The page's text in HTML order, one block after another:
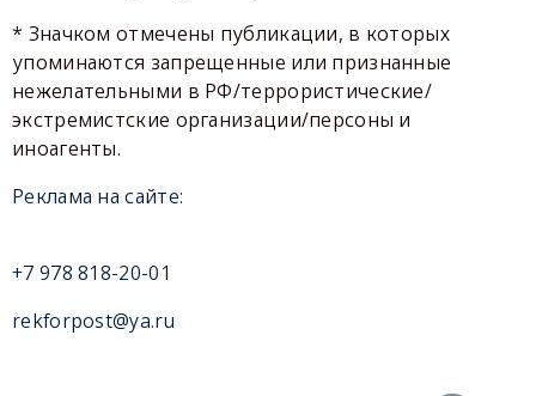
* Значком отмечены публикации, в которых
упоминаются запрещенные или признанные
нежелательными в РФ/террористические/
экстремистские организации/персоны и
иноагенты.
Реклама на сайте:
+7 978 818-20-01
rekforpost@ya.ru